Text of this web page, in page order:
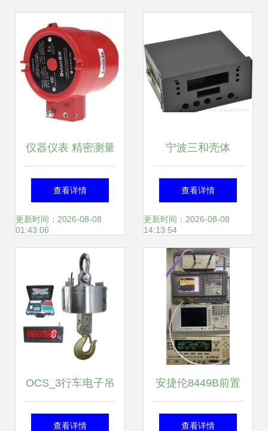
器仪表的专业之选
仪器仪表 精密测量
背后的智慧与力量
查看详情
更新时间：2026-08-08
01:43:06
宁波三和壳体
8157（单排）仪器
仪表外壳 精密防护
与实用设计的完美
结合
查看详情
更新时间：2026-08-08
14:13:54
OCS_3行车电子吊
称/无线电子吊钩磅
查看详情
安捷伦8449B前置
放大器 30dBm增益
查看详情